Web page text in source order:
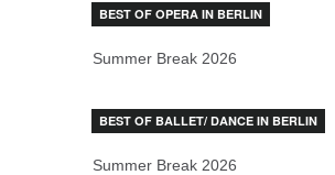
BEST OF OPERA IN BERLIN
Summer Break 2026
BEST OF BALLET/ DANCE IN BERLIN
Summer Break 2026